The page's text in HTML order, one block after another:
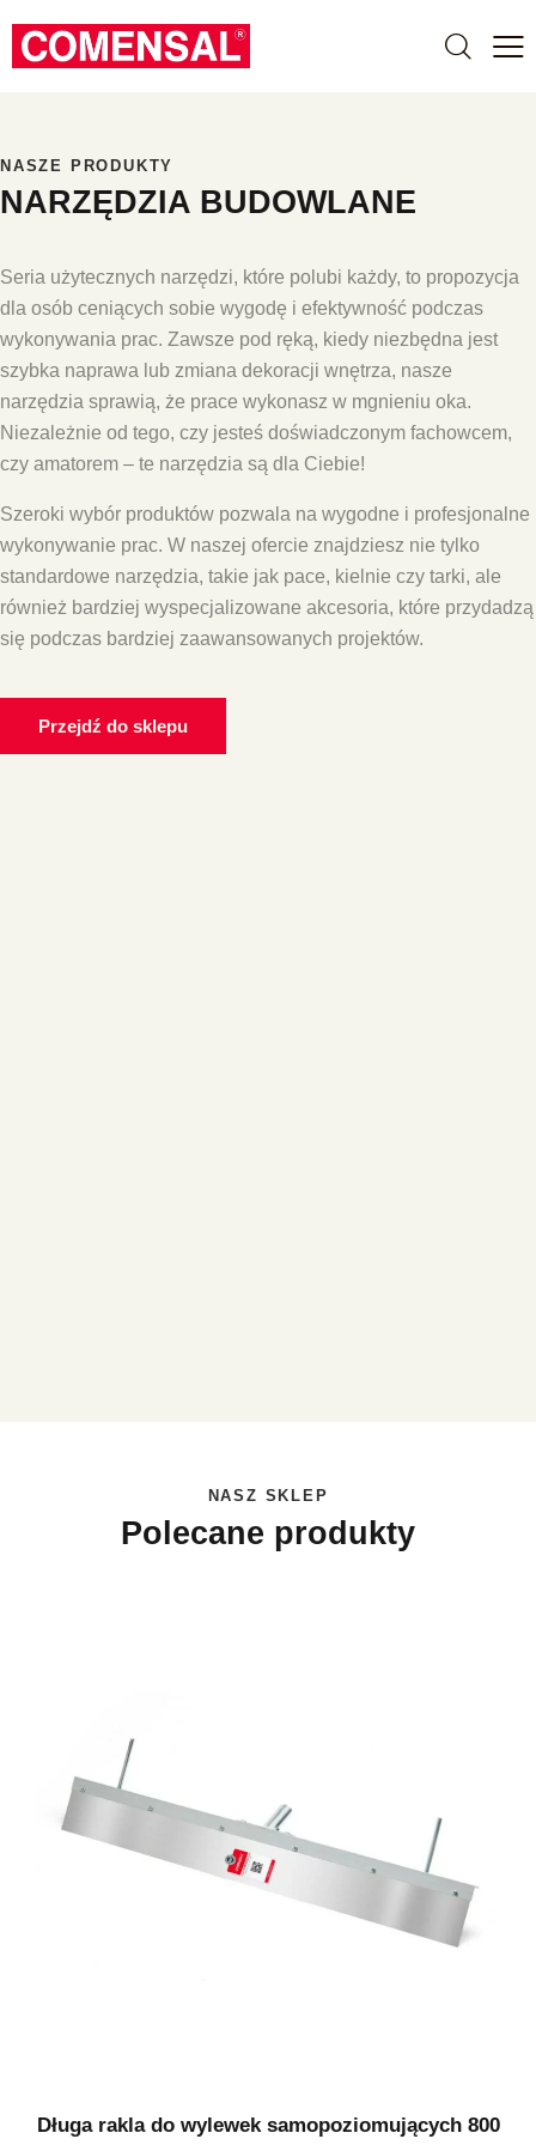
NASZE PRODUKTY
NARZĘDZIA BUDOWLANE
Seria użytecznych narzędzi, które polubi każdy, to propozycja
dla osób ceniących sobie wygodę i efektywność podczas
wykonywania prac. Zawsze pod ręką, kiedy niezbędna jest
szybka naprawa lub zmiana dekoracji wnętrza, nasze
narzędzia sprawią, że prace wykonasz w mgnieniu oka.
Niezależnie od tego, czy jesteś doświadczonym fachowcem,
czy amatorem – te narzędzia są dla Ciebie!
Szeroki wybór produktów pozwala na wygodne i profesjonalne
wykonywanie prac. W naszej ofercie znajdziesz nie tylko
standardowe narzędzia, takie jak pace, kielnie czy tarki, ale
również bardziej wyspecjalizowane akcesoria, które przydadzą
się podczas bardziej zaawansowanych projektów.
Przejdź do sklepu
NASZ SKLEP
Polecane produkty
Długa rakla do wylewek samopoziomujących 800